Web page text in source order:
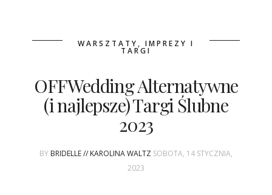
WASZE ŚLUBY
{HOT SEXY BEST}
WARSZTATY, IMPREZY I
TARGI
OFFWedding Alternatywne
(i najlepsze) Targi Ślubne
2023
BY BRIDELLE // KAROLINA WALTZ SOBOTA, 14 STYCZNIA,
2023